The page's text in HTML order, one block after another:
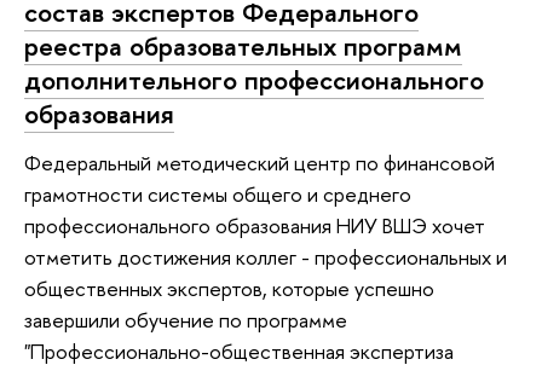
состав экспертов Федерального
реестра образовательных программ
дополнительного профессионального
образования
Федеральный методический центр по финансовой
грамотности системы общего и среднего
профессионального образования НИУ ВШЭ хочет
отметить достижения коллег - профессиональных и
общественных экспертов, которые успешно
завершили обучение по программе
"Профессионально-общественная экспертиза